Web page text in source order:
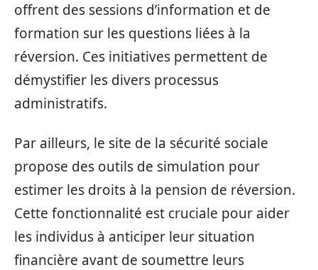
offrent des sessions d’information et de
formation sur les questions liées à la
réversion. Ces initiatives permettent de
démystifier les divers processus
administratifs.
Par ailleurs, le site de la sécurité sociale
propose des outils de simulation pour
estimer les droits à la pension de réversion.
Cette fonctionnalité est cruciale pour aider
les individus à anticiper leur situation
financière avant de soumettre leurs